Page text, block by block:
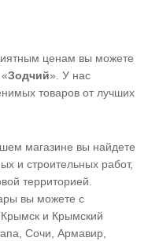
ценам вы можете
Зодчий». У нас
товаров от лучших
магазине вы найдете
и строительных работ,
территорией.
вы можете с
и Крымский
Сочи, Армавир,